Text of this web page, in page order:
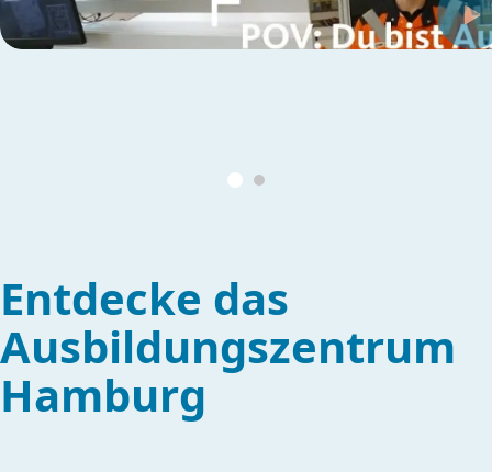
Entdecke das
Ausbildungszentrum
Hamburg